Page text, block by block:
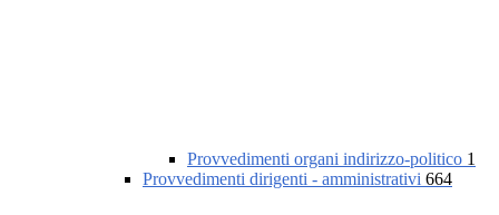
Provvedimenti organi indirizzo-politico 1
Provvedimenti dirigenti - amministrativi 664